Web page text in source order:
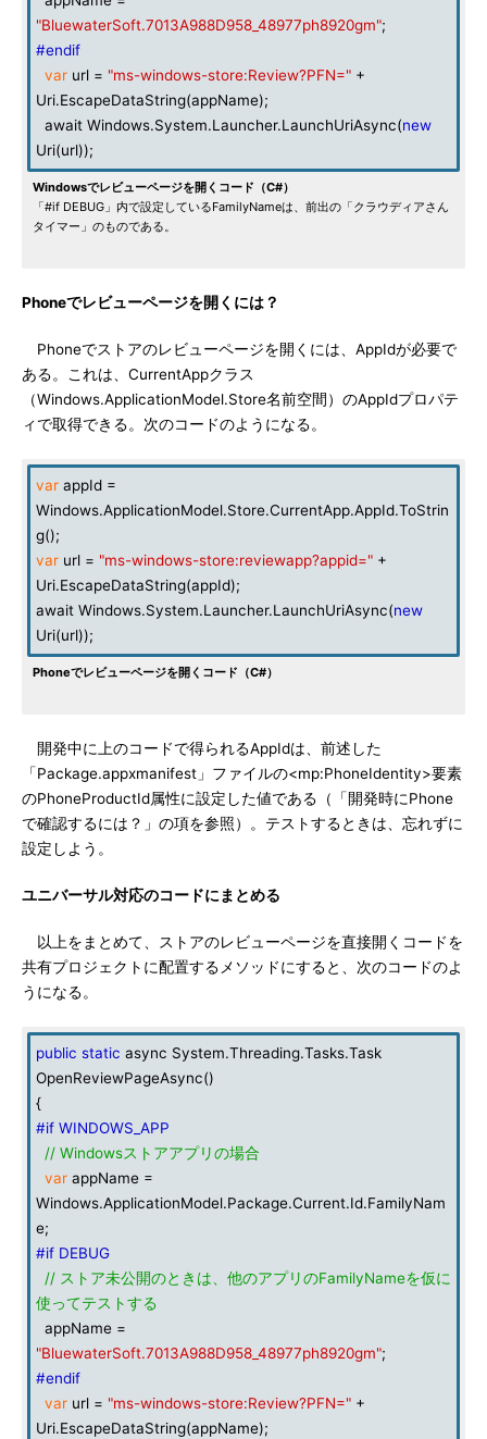
"BluewaterSoft.7013A988D958_48977ph8920gm";
#endif
var url = "ms-windows-store:Review?PFN=" +
Uri.EscapeDataString(appName);
await Windows.System.Launcher.LaunchUriAsync(new
Uri(url));
Windowsでレビューページを開くコード（C#）
「#if DEBUG」内で設定しているFamilyNameは、前出の「クラウディアさん
タイマー」のものである。
Phoneでレビューページを開くには？
Phoneでストアのレビューページを開くには、AppIdが必要で
ある。これは、CurrentAppクラス
（Windows.ApplicationModel.Store名前空間）のAppIdプロパテ
ィで取得できる。次のコードのようになる。
var appId =
Windows.ApplicationModel.Store.CurrentApp.AppId.ToStrin
g();
var url = "ms-windows-store:reviewapp?appid=" +
Uri.EscapeDataString(appId);
await Windows.System.Launcher.LaunchUriAsync(new
Uri(url));
Phoneでレビューページを開くコード（C#）
開発中に上のコードで得られるAppIdは、前述した
「Package.appxmanifest」ファイルの<mp:PhoneIdentity>要素
のPhoneProductId属性に設定した値である（「開発時にPhone
で確認するには？」の項を参照）。テストするときは、忘れずに
設定しよう。
ユニバーサル対応のコードにまとめる
以上をまとめて、ストアのレビューページを直接開くコードを
共有プロジェクトに配置するメソッドにすると、次のコードのよ
うになる。
public static async System.Threading.Tasks.Task
OpenReviewPageAsync()
{
#if WINDOWS_APP
// Windowsストアアプリの場合
var appName =
Windows.ApplicationModel.Package.Current.Id.FamilyNam
e;
#if DEBUG
// ストア未公開のときは、他のアプリのFamilyNameを仮に
使ってテストする
appName =
"BluewaterSoft.7013A988D958_48977ph8920gm";
#endif
var url = "ms-windows-store:Review?PFN=" +
Uri.EscapeDataString(appName);